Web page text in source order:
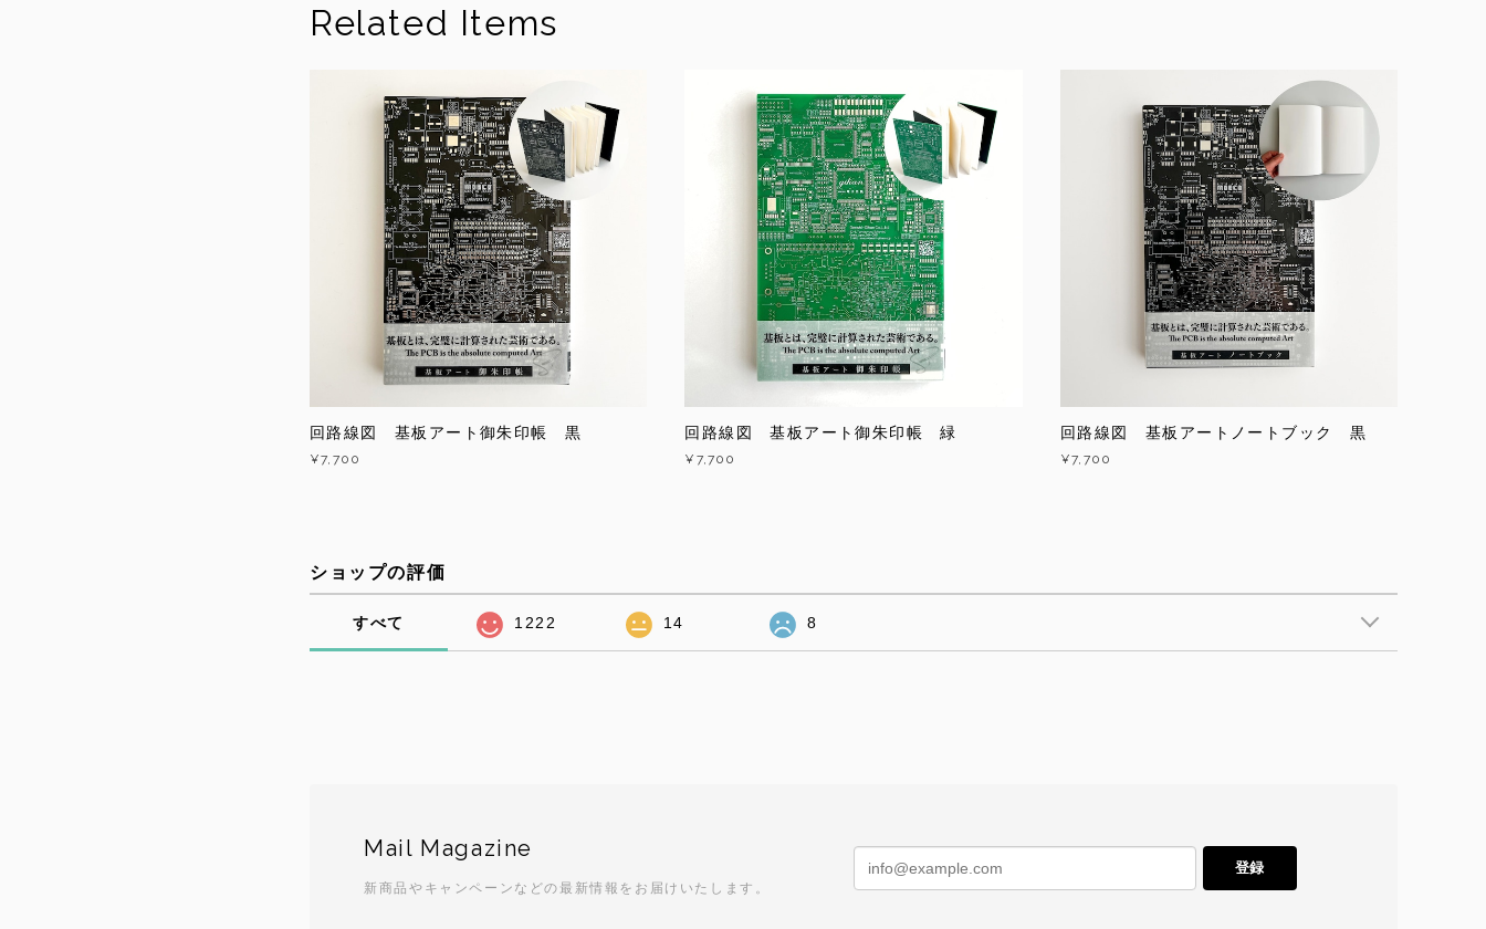
Related Items
回路線図 基板アート御朱印帳 黒
¥7,700
回路線図 基板アート御朱印帳 緑
¥7,700
回路線図 基板アートノートブック 黒
¥7,700
ショップの評価
すべて 1222 14 8
Mail Magazine
新商品やキャンペーンなどの最新情報をお届けいたします。
登録